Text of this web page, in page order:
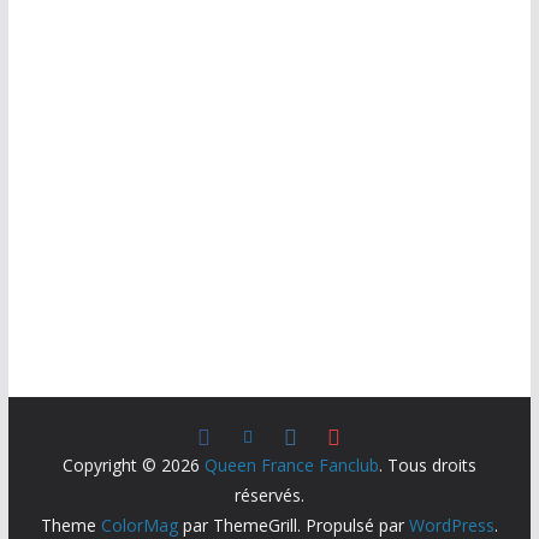
Copyright © 2026 Queen France Fanclub. Tous droits
réservés.
Theme ColorMagpar ThemeGrill. Propulsé par WordPress.